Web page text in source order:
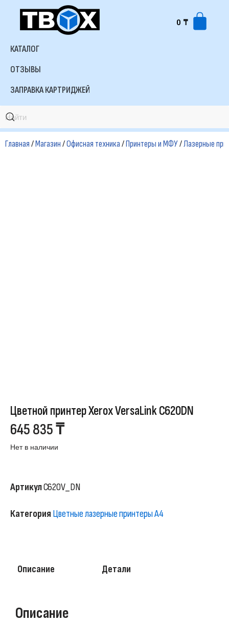
Перейти
содержимому
0 ₸
КАТАЛОГ
ОТЗЫВЫ
ЗАПРАВКА КАРТРИДЖЕЙ
Главная/Магазин/Офисная техника/Принтеры и МФУ/Лазерные
Цветной принтер Xerox VersaLink C620DN
645 835₸
Нет в наличии
АртикулC620V_DN
Категория Цветные лазерные принтеры А4
Описание Детали
Описание